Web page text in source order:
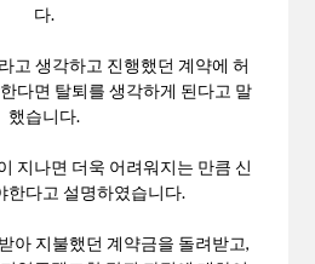
다.
고 생각하고 진행했던 계약에 허
다면 탈퇴를 생각하게 된다고 말
했습니다.
지나면 더욱 어려워지는 만큼 신
한다고 설명하였습니다.
아 지불했던 계약금을 돌려받고,